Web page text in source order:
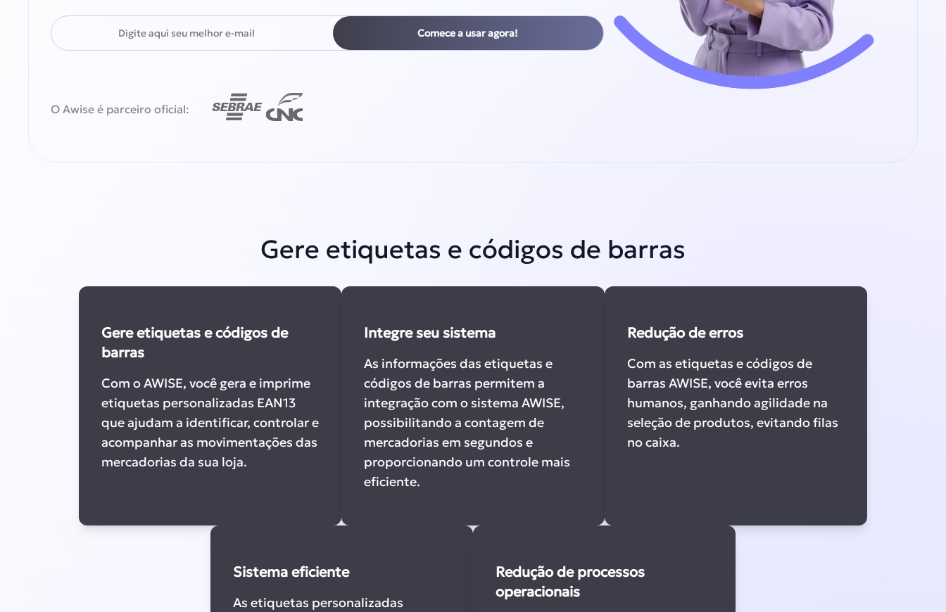
Comece a usar agora!
O Awise é parceiro oficial:
Gere etiquetas e códigos de barras
Gere etiquetas e códigos de
barras
Com o AWISE, você gera e imprime
etiquetas personalizadas EAN13
que ajudam a identificar, controlar e
acompanhar as movimentações das
mercadorias da sua loja.
Integre seu sistema
As informações das etiquetas e
códigos de barras permitem a
integração com o sistema AWISE,
possibilitando a contagem de
mercadorias em segundos e
proporcionando um controle mais
eficiente.
Redução de erros
Com as etiquetas e códigos de
barras AWISE, você evita erros
humanos, ganhando agilidade na
seleção de produtos, evitando filas
no caixa.
Sistema eficiente
As etiquetas personalizadas
Redução de processos
operacionais